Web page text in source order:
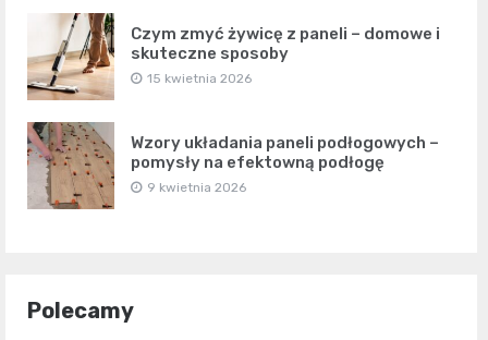
Czym zmyć żywicę z paneli – domowe i
skuteczne sposoby
15 kwietnia 2026
Wzory układania paneli podłogowych –
pomysły na efektowną podłogę
9 kwietnia 2026
Polecamy